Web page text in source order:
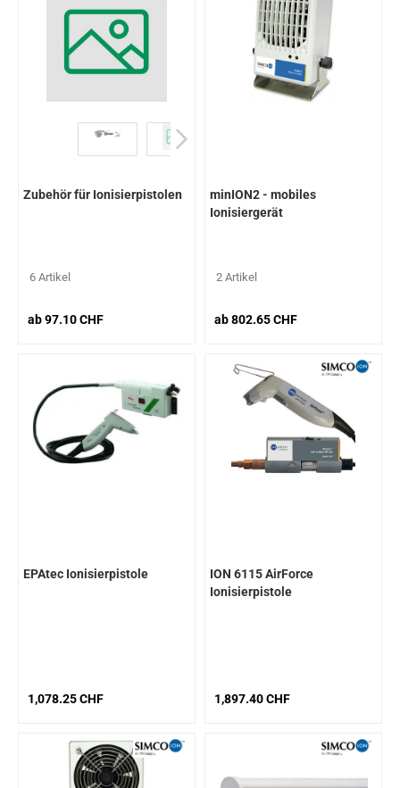
Zubehör für Ionisierpistolen
6 Artikel
ab 97.10 CHF
minION2 - mobiles
Ionisiergerät
2 Artikel
ab 802.65 CHF
EPAtec Ionisierpistole
1,078.25 CHF
ION 6115 AirForce
Ionisierpistole
1,897.40 CHF